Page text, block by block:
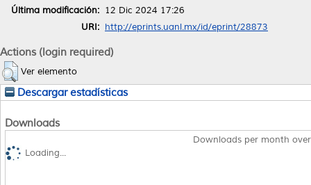
Última modificación: 12 Dic 2024 17:26
URI: http://eprints.uanl.mx/id/eprint/28873
Actions (login required)
Ver elemento
Descargar estadísticas
Downloads
Downloads per month
Loading...